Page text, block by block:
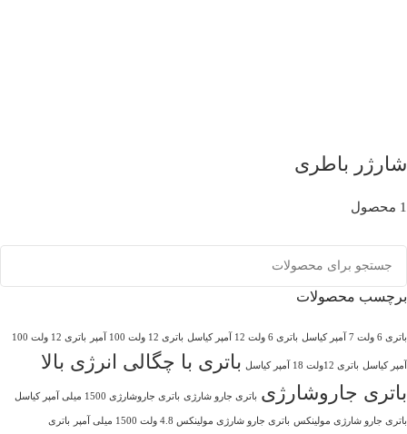
شارژر باطری
1 محصول
برچسب محصولات
باتری 6 ولت 7 آمپر کیاسل باتری 6 ولت 12 آمپر کیاسل باتری 12 ولت 100 آمپر باتری 12 ولت 100
آمپر کیاسل باتری 12ولت 18 آمپر کیاسل
باتری با چگالی انرژی بالا
باتری جاروشارژی باتری جارو شارژی باتری جاروشارژی 1500 میلی آمپر کیاسل
باتری جارو شارژی مولینکس باتری جارو شارژی مولینکس 4.8 ولت 1500 میلی آمپر باتری